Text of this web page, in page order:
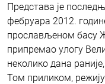
Представа је
фебруара 2012.
прослављеном басу
припремао улогу
неколико дана
Том приликом,